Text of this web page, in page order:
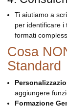
Ti aiutiamo a
per identificare i
formati
Cosa
Standard
aggiungere
Formazione